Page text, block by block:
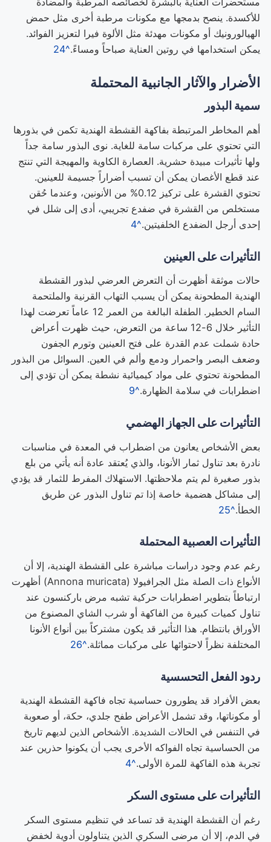
للأكسدة. ينصح بدمجها مع مكونات مرطبة أخرى مثل حمض
الهيالورونيك أو مكونات مهدئة مثل الألوة فيرا لتعزيز الفوائد.
يمكن استخدامها في روتين العناية صباحاً ومساءً.^24
الأضرار والآثار الجانبية المحتملة
سمية البذور
أهم المخاطر المرتبطة بفاكهة القشطة الهندية تكمن في بذورها
التي تحتوي على مركبات سامة للغاية. نوى البذور سامة جداً
ولها تأثيرات مبيدة حشرية. العصارة الكاوية والمهيجة التي تنتج
عند قطع الأغصان يمكن أن تسبب أضراراً جسيمة للعينين.
تحتوي القشرة على تركيز 0.12% من الأنونين، وعندما حُقن
مستخلص من القشرة في ضفدع تجريبي، أدى إلى شلل في
إحدى أرجل الضفدع الخلفيتين.^4
التأثيرات على العينين
حالات موثقة أظهرت أن التعرض العرضي لبذور القشطة
الهندية المطحونة يمكن أن يسبب التهاب القرنية والملتحمة
السام الخطير. الطفلة البالغة من العمر 12 عاماً تعرضت لهذا
التأثير خلال 6-12 ساعة من التعرض، حيث ظهرت أعراض
حادة شملت عدم القدرة على فتح العينين وتورم الجفون
وضعف البصر واحمرار ودمع وألم في العين. السوائل من البذور
المطحونة تحتوي على مواد كيميائية نشطة يمكن أن تؤدي إلى
اضطرابات في سلامة الظهارة.^9
التأثيرات على الجهاز الهضمي
بعض الأشخاص يعانون من اضطراب في المعدة في مناسبات
نادرة بعد تناول ثمار الأنونا، والذي يُعتقد عادة أنه يأتي من بلع
بذور صغيرة لم يتم ملاحظتها. الاستهلاك المفرط للثمار قد يؤدي
إلى مشاكل هضمية خاصة إذا تم تناول البذور عن طريق
الخطأ.^25
التأثيرات العصبية المحتملة
رغم عدم وجود دراسات مباشرة على القشطة الهندية، إلا أن
الأنواع ذات الصلة مثل الجرافيولا (Annona muricata) أظهرت
ارتباطاً بتطوير اضطرابات حركية تشبه مرض باركنسون عند
تناول كميات كبيرة من الفاكهة أو شرب الشاي المصنوع من
الأوراق بانتظام. هذا التأثير قد يكون مشتركاً بين أنواع الأنونا
المختلفة نظراً لاحتوائها على مركبات مماثلة.^26
ردود الفعل التحسسية
بعض الأفراد قد يطورون حساسية تجاه فاكهة القشطة الهندية
أو مكوناتها، وقد تشمل الأعراض طفح جلدي، حكة، أو صعوبة
في التنفس في الحالات الشديدة. الأشخاص الذين لديهم تاريخ
من الحساسية تجاه الفواكه الأخرى يجب أن يكونوا حذرين عند
تجربة هذه الفاكهة للمرة الأولى.^4
التأثيرات على مستوى السكر
رغم أن القشطة الهندية قد تساعد في تنظيم مستوى السكر
في الدم، إلا أن مرضى السكري الذين يتناولون أدوية لخفض